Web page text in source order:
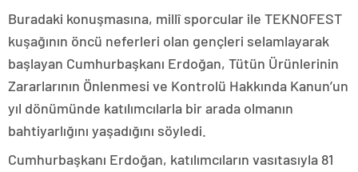
Buradaki konuşmasına, millî sporcular ile TEKNOFEST
kuşağının öncü neferleri olan gençleri selamlayarak
başlayan Cumhurbaşkanı Erdoğan, Tütün Ürünlerinin
Zararlarının Önlenmesi ve Kontrolü Hakkında Kanun’un
yıl dönümünde katılımcılarla bir arada olmanın
bahtiyarlığını yaşadığını söyledi.
Cumhurbaşkanı Erdoğan, katılımcıların vasıtasıyla 81